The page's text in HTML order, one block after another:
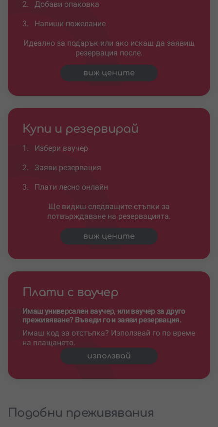
2. Добави опаковка
3. Напиши пожелание
Идеално за подарък или ако искаш да заявиш
резервация после.
виж цените
Купи и резервирай
1. Избери ваучер
2. Заяви резервация
3. Плати лесно онлайн
Ще видиш следващите стъпки за
потвърждаване на резервацията.
виж цените
Плати с ваучер
Имаш универсален ваучер, или ваучер за друго
преживяване? Въведи го и заяви резервация.
Имаш код за отстъпка? Използвай го по време
на плащането.
използвай
Подобни преживявания